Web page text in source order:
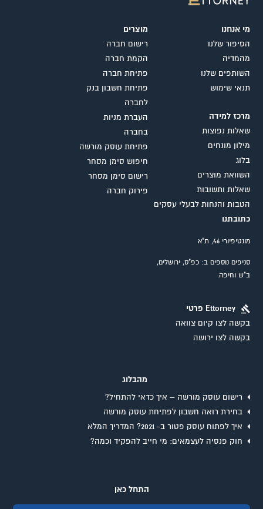
מי אנחנו
הסיפור שלנו
מהמדיה
השותפים שלנו
תנאי שימוש
מרכז למידה
שאלות נפוצות
מילון מונחים
בלוג
השוואת מוצרים
שאלות ותשובות
הטבות והנחות לבעלי עסקים
כתובתנו
מונטיפיורי 46, ת"א
סניפים נוספים ב: כפ"ס, ירושלים,
ב"ש וחיפה.
מוצרים
רישום חברה
הקמת חברה
פתיחת חברה
פתיחת חשבון בנק
לחברה
העברת מניות
בחברה
פתיחת עוסק מורשה
חיפוש סימן מסחר
רישום סימן מסחר
פירוק חברה
Ettorney פרטי
בקשה לצו קיום צוואה
בקשה לצו ירושה
מהבלוג
רישום עוסק מורשה – איך כדאי להתחיל?
בחירת רואה חשבון לפתיחת עוסק מורשה
איך לפתוח עוסק פטור ב- 2021? המדריך המלא
חוק פנסיה לעצמאים: מי חייב להפקיד וכמה?
התחל כאן